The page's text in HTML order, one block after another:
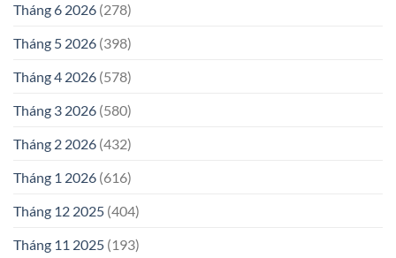
Tháng 6 2026 (278)
Tháng 5 2026 (398)
Tháng 4 2026 (578)
Tháng 3 2026 (580)
Tháng 2 2026 (432)
Tháng 1 2026 (616)
Tháng 12 2025 (404)
Tháng 11 2025 (193)